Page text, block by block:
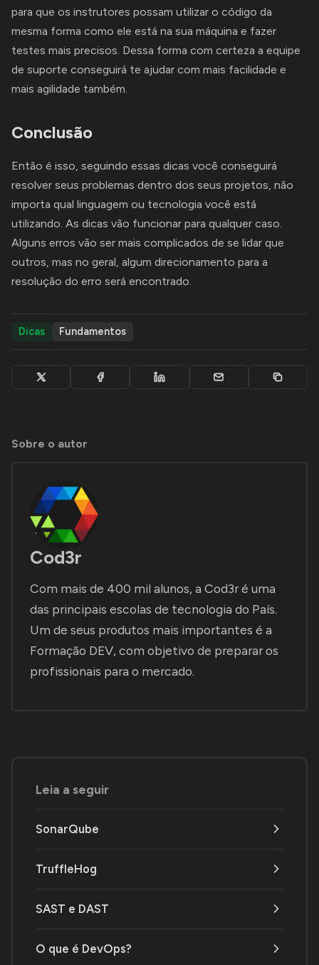
para que os instrutores possam utilizar o código da
mesma forma como ele está na sua máquina e fazer
testes mais precisos. Dessa forma com certeza a equipe
de suporte conseguirá te ajudar com mais facilidade e
mais agilidade também.
Conclusão
Então é isso, seguindo essas dicas você conseguirá
resolver seus problemas dentro dos seus projetos, não
importa qual linguagem ou tecnologia você está
utilizando. As dicas vão funcionar para qualquer caso.
Alguns erros vão ser mais complicados de se lidar que
outros, mas no geral, algum direcionamento para a
resolução do erro será encontrado.
Dicas Fundamentos
Sobre o autor
Cod3r
Com mais de 400 mil alunos, a Cod3r é uma
das principais escolas de tecnologia do País.
Um de seus produtos mais importantes é a
Formação DEV, com objetivo de preparar os
profissionais para o mercado.
Leia a seguir
SonarQube
TruffleHog
SAST e DAST
O que é DevOps?